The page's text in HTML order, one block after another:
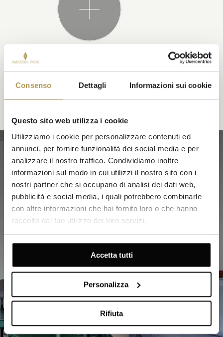
Consenso Dettagli Informazioni sui cookie
Questo sito web utilizza i cookie
Utilizziamo i cookie per personalizzare contenuti ed
annunci, per fornire funzionalità dei social media e per
analizzare il nostro traffico. Condividiamo inoltre
informazioni sul modo in cui utilizzi il nostro sito con i
nostri partner che si occupano di analisi dei dati web,
pubblicità e social media, i quali potrebbero combinarle
con altre informazioni che hai fornito loro o che hanno
raccolto dal tuo utilizzo dei loro servizi.
Accetta tutti
Personalizza
Rifiuta
POTREBBE PIACERVI ANCHE
APPARTAMENTI